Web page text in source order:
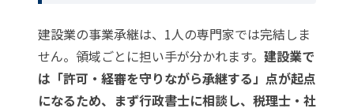
建設業の事業承継は、1人の専門家では完結しま
せん。領域ごとに担い手が分かれます。 建設業で
は「許可・経審を守りながら承継する」点が起点
になるため、まず行政書士に相談し、税理士・社